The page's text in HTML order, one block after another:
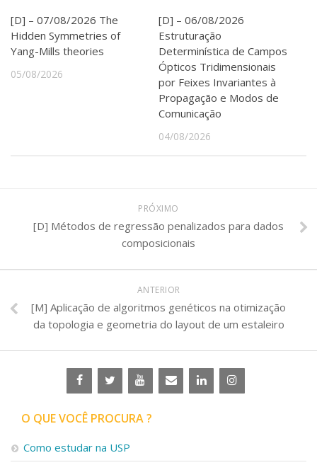
[D] – 07/08/2026 The
Hidden Symmetries of
Yang-Mills theories
05/08/2026
[D] – 06/08/2026
Estruturação
Determinística de Campos
Ópticos Tridimensionais
por Feixes Invariantes à
Propagação e Modos de
Comunicação
04/08/2026
PRÓXIMO
[D] Métodos de regressão penalizados para dados
composicionais
ANTERIOR
[M] Aplicação de algoritmos genéticos na otimização
da topologia e geometria do layout de um estaleiro
O QUE VOCÊ PROCURA ?
Como estudar na USP